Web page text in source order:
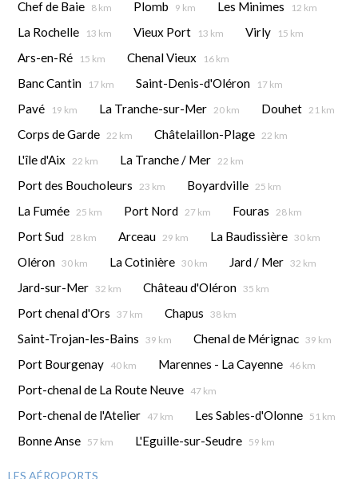
Chef de Baie 8 km Plomb 9 km Les Minimes 12 km
La Rochelle 13 km Vieux Port 13 km Virly 15 km
Ars-en-Ré 15 km Chenal Vieux 16 km
Banc Cantin 17 km Saint-Denis-d'Oléron 17 km
Pavé 19 km La Tranche-sur-Mer 20 km Douhet 21 km
Corps de Garde 22 km Châtelaillon-Plage 22 km
L'île d'Aix 22 km La Tranche / Mer 22 km
Port des Boucholeurs 23 km Boyardville 25 km
La Fumée 25 km Port Nord 27 km Fouras 28 km
Port Sud 28 km Arceau 29 km La Baudissière 30 km
Oléron 30 km La Cotinière 30 km Jard / Mer 32 km
Jard-sur-Mer 32 km Château d'Oléron 35 km
Port chenal d'Ors 37 km Chapus 38 km
Saint-Trojan-les-Bains 39 km Chenal de Mérignac 39 km
Port Bourgenay 40 km Marennes - La Cayenne 46 km
Port-chenal de La Route Neuve 47 km
Port-chenal de l'Atelier 47 km Les Sables-d'Olonne 51 km
Bonne Anse 57 km L'Eguille-sur-Seudre 59 km
LES AÉROPORTS